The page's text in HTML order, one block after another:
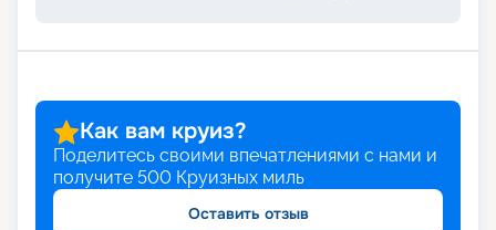
Как вам круиз?
Поделитесь своими впечатлениями с нами и
получите 500 Круизных миль
Оставить отзыв